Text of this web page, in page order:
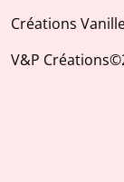
Créations
V&P